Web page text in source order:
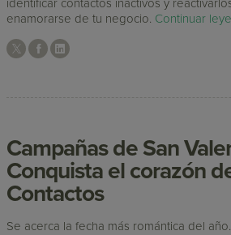
identificar contactos inactivos y
enamorarse de tu negocio. Continuar
Campañas de San
Conquista el corazón
Contactos
Se acerca la fecha más romántica del